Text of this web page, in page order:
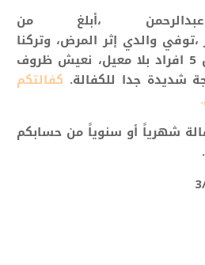
،أبلغ من
والدي إثر المرض، وتركنا
أنا وأسرتي المكونة من 5 افراد بلا معيل، نعيش ظروف
شديدة جدا للكفالة. كفالتكم
شهرياً أو سنوياً من حسابكم